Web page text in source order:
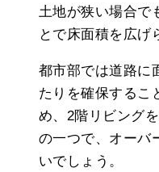
土地が狭い場合で
とで床面積を広げ
都市部では道路に
たりを確保するこ
め、2階リビング
の一つで、オーバ
いでしょう。